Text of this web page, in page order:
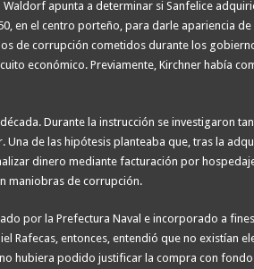
apunta a determinar si Sanfelice
en el centro porteño, para darle apariencia
de corrupción cometidos durante los
económico. Previamente, Kirchner había
Durante la instrucción se investigaron
de las hipótesis planteaba que, tras la
dinero mediante facturación por
maniobras de corrupción.
por la Prefectura Naval e incorporado a
Rafecas, entonces, entendió que no existían
hubiera podido justificar la compra con